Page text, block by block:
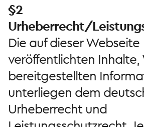
§2
Urheberrecht/
Die auf dieser Webseite
veröffentlichten Inhalte,
bereitgestellten
unterliegen dem
Urheberrecht und